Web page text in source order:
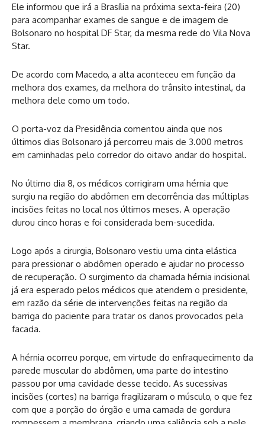
Ele informou que irá a Brasília na próxima sexta-feira (20)
para acompanhar exames de sangue e de imagem de
Bolsonaro no hospital DF Star, da mesma rede do Vila Nova
Star.
De acordo com Macedo, a alta aconteceu em função da
melhora dos exames, da melhora do trânsito intestinal, da
melhora dele como um todo.
O porta-voz da Presidência comentou ainda que nos
últimos dias Bolsonaro já percorreu mais de 3.000 metros
em caminhadas pelo corredor do oitavo andar do hospital.
No último dia 8, os médicos corrigiram uma hérnia que
surgiu na região do abdômen em decorrência das múltiplas
incisões feitas no local nos últimos meses. A operação
durou cinco horas e foi considerada bem-sucedida.
Logo após a cirurgia, Bolsonaro vestiu uma cinta elástica
para pressionar o abdômen operado e ajudar no processo
de recuperação. O surgimento da chamada hérnia incisional
já era esperado pelos médicos que atendem o presidente,
em razão da série de intervenções feitas na região da
barriga do paciente para tratar os danos provocados pela
facada.
A hérnia ocorreu porque, em virtude do enfraquecimento da
parede muscular do abdômen, uma parte do intestino
passou por uma cavidade desse tecido. As sucessivas
incisões (cortes) na barriga fragilizaram o músculo, o que fez
com que a porção do órgão e uma camada de gordura